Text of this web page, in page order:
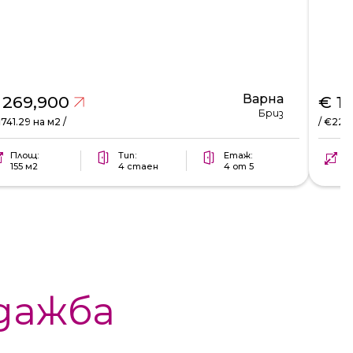
на м2 /
Варна
Бриз
Площ:
155 м2
Тип:
4 стаен
Етаж:
4 от 5
€
/